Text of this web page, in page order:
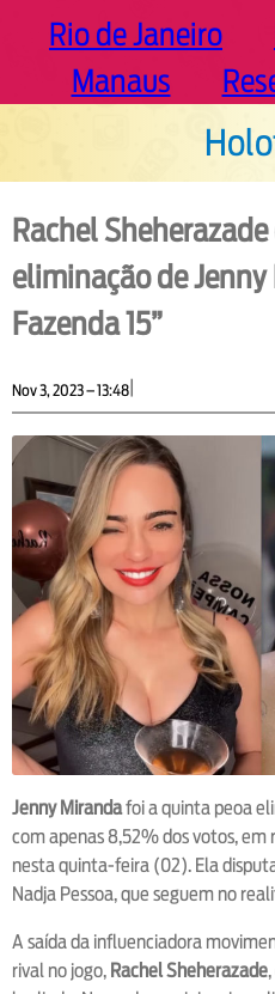
Rio de Janeiro
Manaus
Rachel
eliminação de
Fazenda 15”
Nov 3, 2023 – 13:48|
Jenny Mirandafoi a quinta peoa
com apenas 8,52% dos votos,
nesta quinta-feira (02). Ela
Nadja Pessoa, que seguem no
A saída da influenciadora
rival no jogo, Rachel Sheherazade